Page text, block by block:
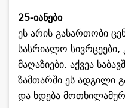
25-იანები
ეს არის გასართობი
სასრიალო სივრცეები,
მაღაზიები. აქვეა
ზამთარში ეს ადგილი
და ხდება